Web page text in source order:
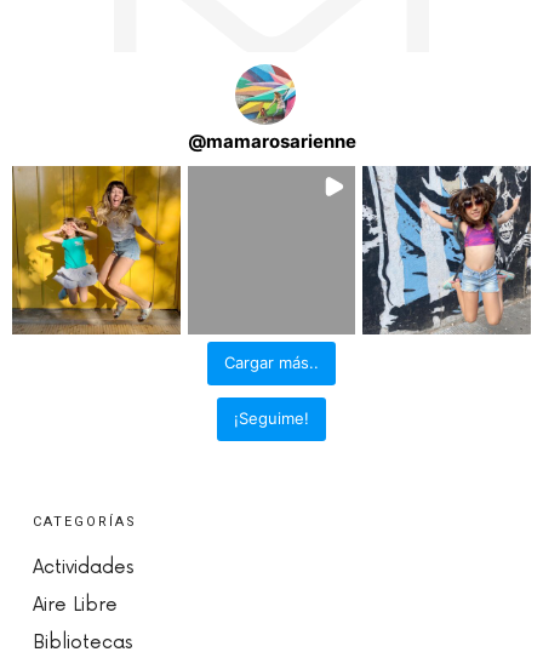
@mamarosarienne
Cargar más..
¡Seguime!
CATEGORÍAS
Actividades
Aire Libre
Bibliotecas